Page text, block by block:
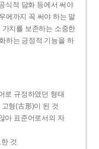
식적 담화 등에서 써야
에까지 꼭 써야 하는 말
치를 보존하는 소중한
하는 긍정적 기능을 하
로 규정하였던 형태
형(古形)이 된 것
아 표준어로서의 자
것